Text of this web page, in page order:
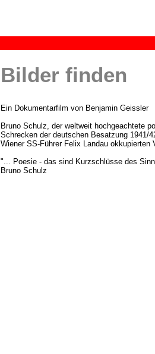
Bilder finden
Ein Dokumentarfilm von Benjamin Geissler
Bruno Schulz, der weltweit hochgeachtete
Schrecken der deutschen Besatzung 1941/
Wiener SS-Führer Felix Landau
"... Poesie - das sind Kurzschlüsse des
Bruno Schulz